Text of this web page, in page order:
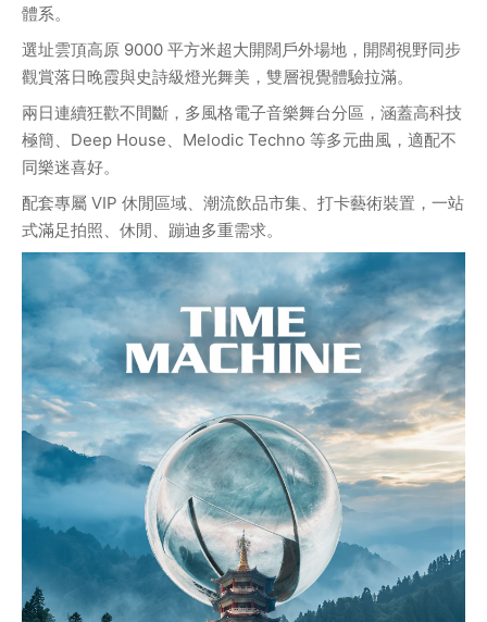
體系。
選址雲頂高原 9000 平方米超大開闊戶外場地，開闊視野同步
觀賞落日晚霞與史詩級燈光舞美，雙層視覺體驗拉滿。
兩日連續狂歡不間斷，多風格電子音樂舞台分區，涵蓋高科技
極簡、Deep House、Melodic Techno 等多元曲風，適配不
同樂迷喜好。
配套專屬 VIP 休閒區域、潮流飲品市集、打卡藝術裝置，一站
式滿足拍照、休閒、蹦迪多重需求。